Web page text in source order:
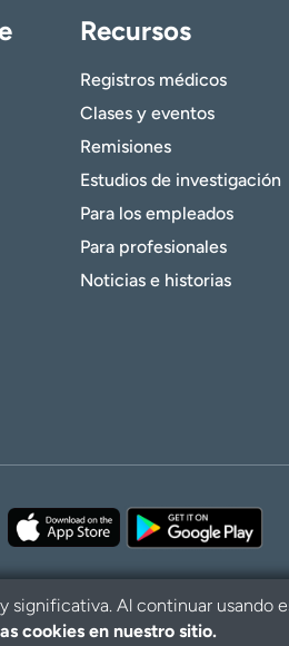
Recursos
Registros médicos
Clases y eventos
Remisiones
Estudios de investigación
Para los empleados
Para profesionales
Noticias e historias
significativa. Al continuar usando
cookies en nuestro sitio.